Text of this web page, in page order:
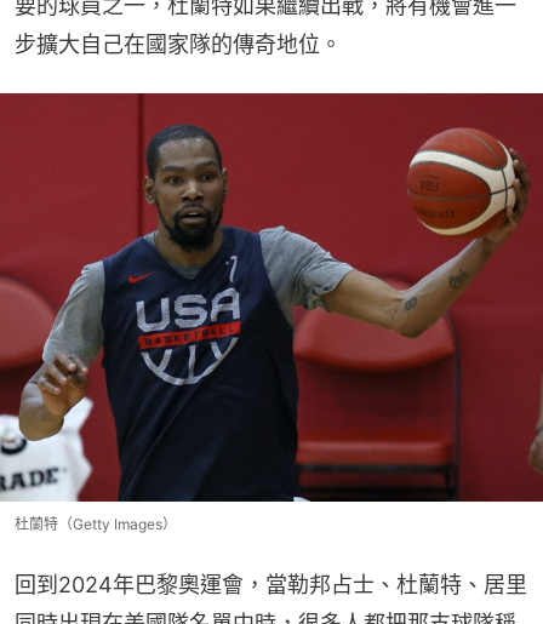
要的球員之一，杜蘭特如果繼續出戰，將有機會進一
步擴大自己在國家隊的傳奇地位。
杜蘭特（Getty Images）
回到2024年巴黎奧運會，當勒邦占士、杜蘭特、居里